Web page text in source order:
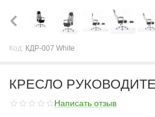
Код: КДР-007 White
КРЕСЛО
Написать отзыв